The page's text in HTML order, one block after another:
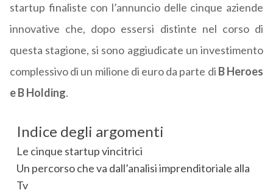
startup finaliste con l’annuncio delle cinque aziende
innovative che, dopo essersi distinte nel corso di
questa stagione, si sono aggiudicate un investimento
complessivo di un milione di euro da parte di B Heroes
e B Holding.
Indice degli argomenti
Le cinque startup vincitrici
Un percorso che va dall’analisi imprenditoriale alla
Tv